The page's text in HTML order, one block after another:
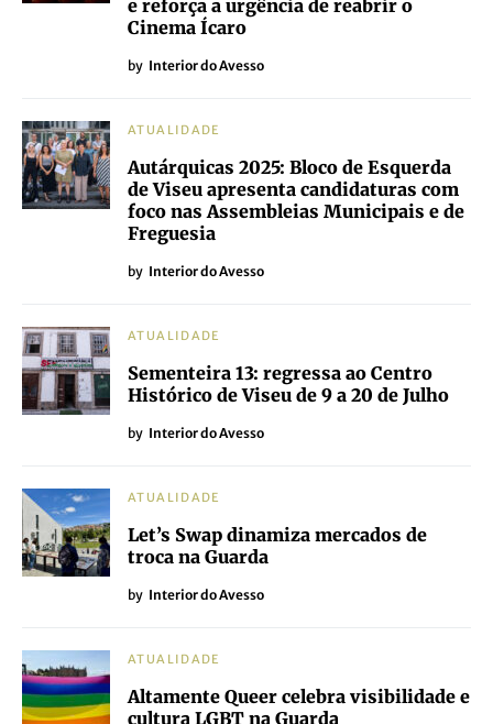
e reforça a urgência de reabrir o
Cinema Ícaro
by Interior do Avesso
ATUALIDADE
Autárquicas 2025: Bloco de Esquerda
de Viseu apresenta candidaturas com
foco nas Assembleias Municipais e de
Freguesia
by Interior do Avesso
ATUALIDADE
Sementeira 13: regressa ao Centro
Histórico de Viseu de 9 a 20 de Julho
by Interior do Avesso
ATUALIDADE
Let’s Swap dinamiza mercados de
troca na Guarda
by Interior do Avesso
ATUALIDADE
Altamente Queer celebra visibilidade e
cultura LGBT na Guarda